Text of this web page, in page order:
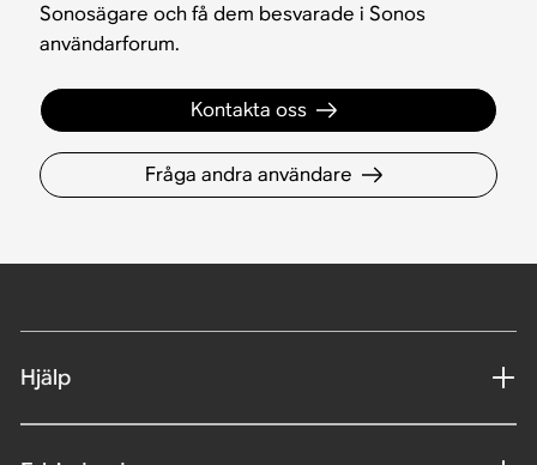
Sonosägare och få dem besvarade i Sonos
användarforum.
Kontakta oss
Fråga andra användare
Hjälp